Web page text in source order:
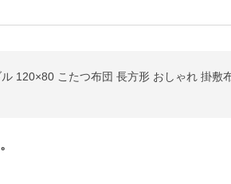
120×80 こたつ布団 長方形 おしゃれ 掛敷